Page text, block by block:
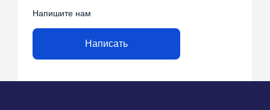
Напишите нам
Написать